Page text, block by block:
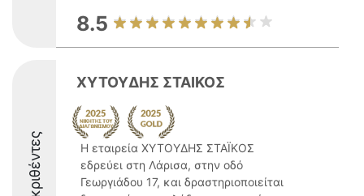
8.5
Διακριθέντες
ΧΥΤΟΥΔΗΣ ΣΤΑΙΚΟΣ
Η εταιρεία ΧΥΤΟΥΔΗΣ ΣΤΑΪΚΟΣ
εδρεύει στη Λάρισα, στην οδό
Γεωργιάδου 17, και δραστηριοποιείται